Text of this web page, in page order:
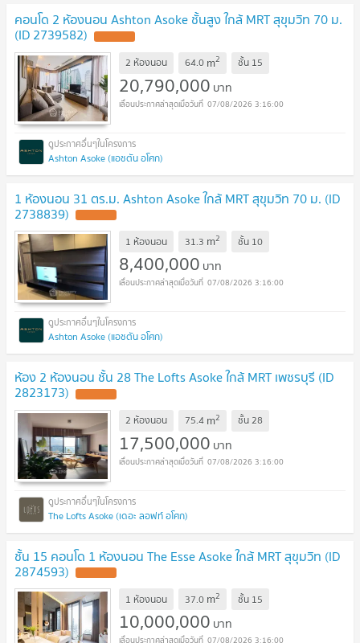
คอนโด 2 ห้องนอน Ashton Asoke ชั้นสูง ใกล้ MRT สุขุมวิท 70 ม.
(ID 2739582)
2 ห้องนอน 64.0 m2 ชั้น 15
20,790,000 บาท
07/08/2026 3:16:00
Ashton Asoke (แอชตัน อโศก)
1 ห้องนอน 31 ตร.ม. Ashton Asoke ใกล้ MRT สุขุมวิท 70 ม. (ID
2738839)
1 ห้องนอน 31.3 m2 ชั้น 10
8,400,000 บาท
07/08/2026 3:16:00
Ashton Asoke (แอชตัน อโศก)
ห้อง 2 ห้องนอน ชั้น 28 The Lofts Asoke ใกล้ MRT เพชรบุรี (ID
2823173)
2 ห้องนอน 75.4 m2 ชั้น28
17,500,000 บาท
07/08/2026 3:16:00
The Lofts Asoke (เดอะ ลอฟท์ อโศก)
ชั้น 15 คอนโด 1 ห้องนอน The Esse Asoke ใกล้ MRT สุขุมวิท (ID
2874593)
1 ห้องนอน 37.0 m2 ชั้น 15
10,000,000 บาท